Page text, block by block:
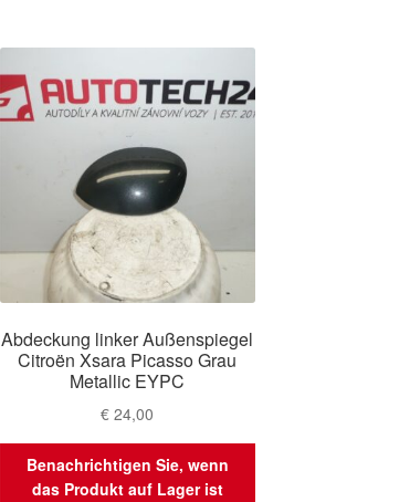
Abdeckung linker Außenspiegel
Citroën Xsara Picasso Grau
Metallic EYPC
€ 24,00
Benachrichtigen Sie, wenn
das Produkt auf Lager ist